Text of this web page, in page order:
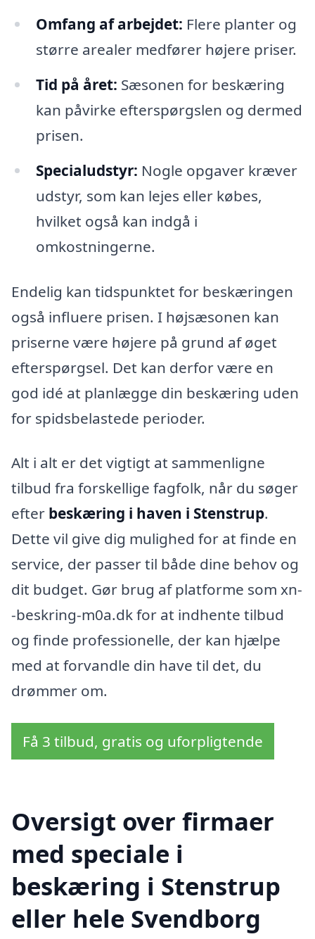
Omfang af arbejdet: Flere planter og
større arealer medfører højere priser.
Tid på året: Sæsonen for beskæring
kan påvirke efterspørgslen og dermed
prisen.
Specialudstyr: Nogle opgaver kræver
udstyr, som kan lejes eller købes,
hvilket også kan indgå i
omkostningerne.
Endelig kan tidspunktet for beskæringen
også influere prisen. I højsæsonen kan
priserne være højere på grund af øget
efterspørgsel. Det kan derfor være en
god idé at planlægge din beskæring uden
for spidsbelastede perioder.
Alt i alt er det vigtigt at sammenligne
tilbud fra forskellige fagfolk, når du søger
efter beskæring i haven i Stenstrup.
Dette vil give dig mulighed for at finde en
service, der passer til både dine behov og
dit budget. Gør brug af platforme som xn-
-beskring-m0a.dk for at indhente tilbud
og finde professionelle, der kan hjælpe
med at forvandle din have til det, du
drømmer om.
Få 3 tilbud, gratis og uforpligtende
Oversigt over firmaer
med speciale i
beskæring i Stenstrup
eller hele Svendborg